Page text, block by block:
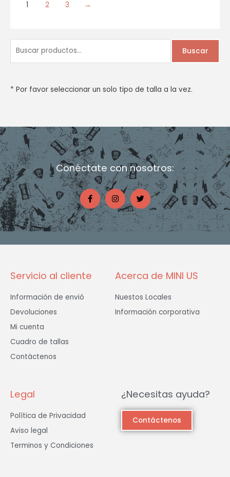
c
p
r
:
Buscar
* Por favor seleccionar un solo tipo de talla a la vez.
1 2 3 →
Conéctate con nosotros:
F
a
c
e
b
o
o
-
I
n
s
t
a
g
r
m
T
w
i
t
t
e
Servicio al cliente
Información de envió
Devoluciones
Mi cuenta
Cuadro de tallas
Contáctenos
Acerca de MINI US
Nuestos Locales
Información corporativa
Legal
Política de Privacidad
Aviso legal
Terminos y Condiciones
¿Necesitas ayuda?
Contáctenos